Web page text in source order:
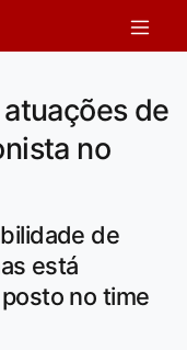
de
no
de
está
no time